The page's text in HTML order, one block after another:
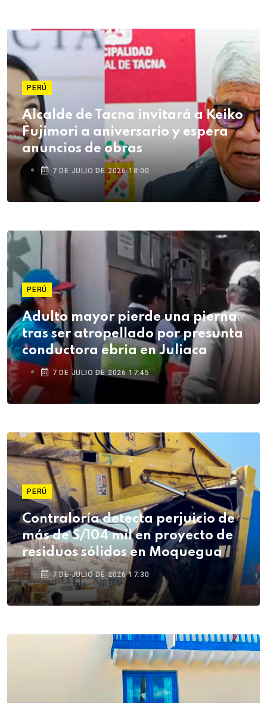
PERÚ
Alcalde de Tacna invitará a Keiko
Fujimori a aniversario y espera
anuncios de obras
7 DE JULIO DE 2026 18:00
PERÚ
Adulto mayor pierde una pierna
tras ser atropellado por presunta
conductora ebria en Juliaca
7 DE JULIO DE 2026 17:45
PERÚ
Contraloría detecta perjuicio de
más de S/104 mil en proyecto de
residuos sólidos en Moquegua
7 DE JULIO DE 2026 17:30